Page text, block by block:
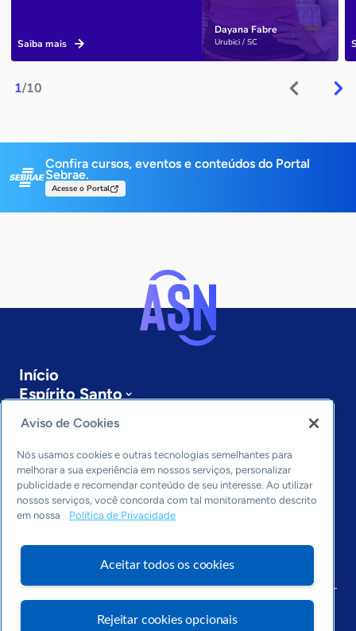
1/10
Dayana Fabre
Urubici / SC
Saiba mais
Confira cursos, eventos e conteúdos do Portal
Sebrae.
Acesse o Portal
Início
Espírito Santo
Sobre a ASN
Últimas notícias
Entre em contato
Editorias
Economia & Política
Inovação & Tecnologia
Cultura empreendedora
Arquivo
Aviso de Cookies
Nós usamos cookies e outras tecnologias semelhantes para
melhorar a sua experiência em nossos serviços, personalizar
publicidade e recomendar conteúdo de seu interesse. Ao utilizar
nossos serviços, você concorda com tal monitoramento descrito
em nossa
Política de Privacidade
Aceitar todos os cookies
Rejeitar cookies opcionais